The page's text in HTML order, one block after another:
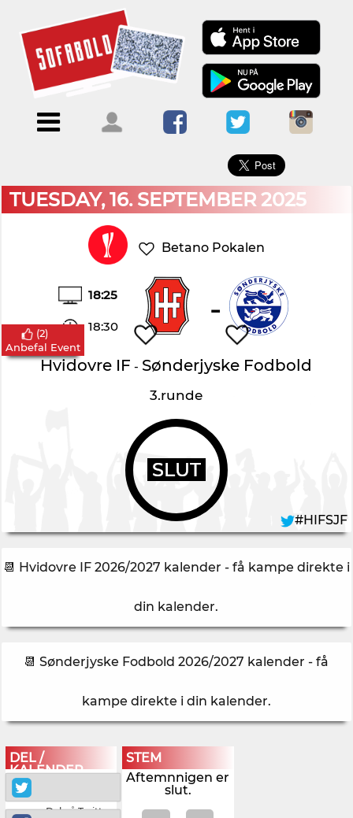
Menu
ForsideKalendere
Blogs
Om
Sofabold
Kontakt
bruger
ind
×
TUESDAY, 16. SEPTEMBER 2025
Betano Pokalen
18:25
18:30 -
Hvidovre IF - Sønderjyske Fodbold
3.runde
SLUT
(2)
Anbefal Event
#HIFSJF
📆 Hvidovre IF 2026/2027 kalender - få kampe direkte i
din kalender.
📆 Sønderjyske Fodbold 2026/2027 kalender - få
kampe direkte i din kalender.
DEL /
KALENDER
Del på Twitter
STEM
Aftemnnigen er
slut.